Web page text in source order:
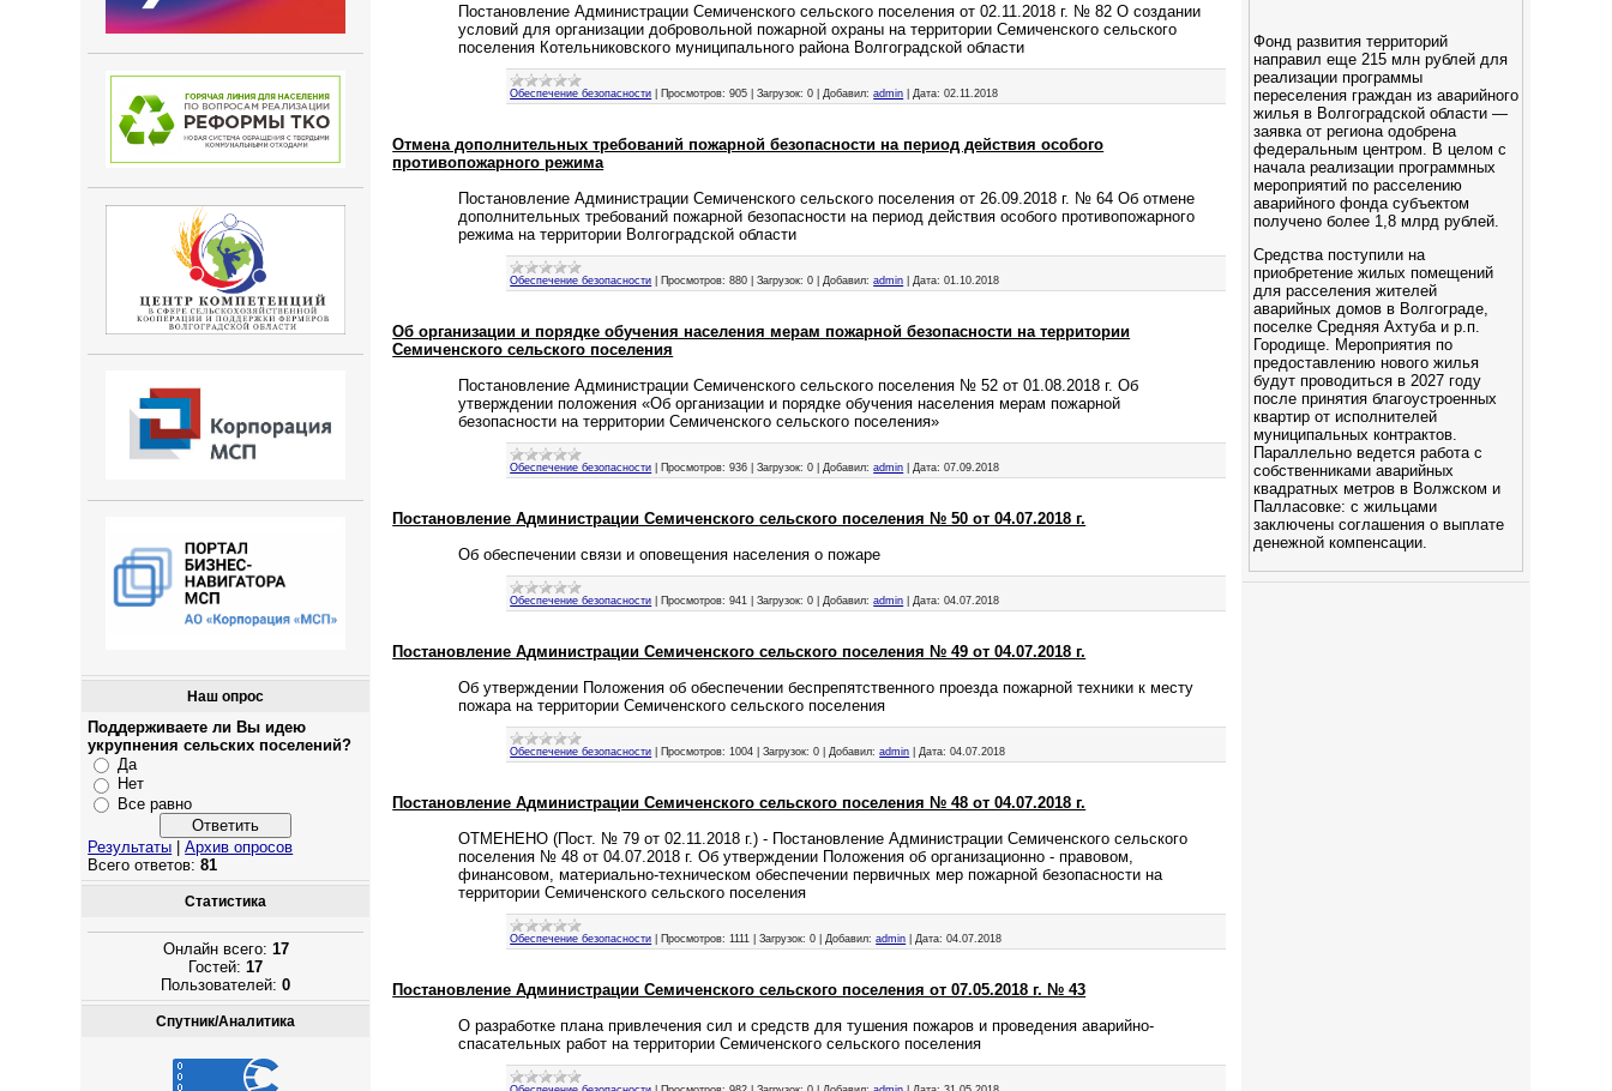
Наш опрос
Поддерживаете ли Вы идею
укрупнения сельских поселений?
Да
Нет
Все равно
Результаты |Архив опросов
Всего ответов:81
Статистика
Онлайн всего: 17
Гостей:17
Пользователей:0
Спутник/Аналитика
Постановление Администрации Семиченского сельского поселения от 02.11.2018 г. № 82 О создании
условий для организации добровольной пожарной охраны на территории Семиченского сельского
поселения Котельниковского муниципального района Волгоградской области
Обеспечение безопасности Просмотров: 905 |Загрузок: 0 Добавил: admin Дата: 02.11.2018
Отмена дополнительных требований пожарной безопасности на период действия особого
противопожарного режима
Постановление Администрации Семиченского сельского поселения от 26.09.2018 г. № 64 Об отмене
дополнительных требований пожарной безопасности на период действия особого противопожарного
режима на территории Волгоградской области
Обеспечение безопасности Просмотров: 880 |Загрузок: 0 Добавил: admin Дата: 01.10.2018
Об организации и порядке обучения населения мерам пожарной безопасности на территории
Семиченского сельского поселения
Постановление Администрации Семиченского сельского поселения № 52 от 01.08.2018 г. Об
утверждении положения «Об организации и порядке обучения населения мерам пожарной
безопасности на территории Семиченского сельского поселения»
Обеспечение безопасности Просмотров: 936 |Загрузок: 0 Добавил: admin Дата: 07.09.2018
Постановление Администрации Семиченского сельского поселения № 50 от 04.07.2018 г.
Об обеспечении связи и оповещения населения о пожаре
Обеспечение безопасности Просмотров: 941 |Загрузок: 0 Добавил: admin Дата: 04.07.2018
Постановление Администрации Семиченского сельского поселения № 49 от 04.07.2018 г.
Об утверждении Положения об обеспечении беспрепятственного проезда пожарной техники к месту
пожара на территории Семиченского сельского поселения
Обеспечение безопасности Просмотров: 1004 |Загрузок: 0 Добавил: admin Дата: 04.07.2018
Постановление Администрации Семиченского сельского поселения № 48 от 04.07.2018 г.
ОТМЕНЕНО (Пост. № 79 от 02.11.2018 г.) - Постановление Администрации Семиченского сельского
поселения № 48 от 04.07.2018 г. Об утверждении Положения об организационно - правовом,
финансовом, материально-техническом обеспечении первичных мер пожарной безопасности на
территории Семиченского сельского поселения
Обеспечение безопасности Просмотров: 1111 |Загрузок: 0 Добавил: admin Дата: 04.07.2018
Постановление Администрации Семиченского сельского поселения от 07.05.2018 г. № 43
О разработке плана привлечения сил и средств для тушения пожаров и проведения аварийно-
спасательных работ на территории Семиченского сельского поселения
Фонд развития территорий
направил еще 215 млн рублей для
реализации программы
переселения граждан из аварийного
жилья в Волгоградской области —
заявка от региона одобрена
федеральным центром. В целом с
начала реализации программных
мероприятий по расселению
аварийного фонда субъектом
получено более 1,8 млрд рублей.
Средства поступили на
приобретение жилых помещений
для расселения жителей
аварийных домов в Волгограде,
поселке Средняя Ахтуба и р.п.
Городище. Мероприятия по
предоставлению нового жилья
будут проводиться в 2027 году
после принятия благоустроенных
квартир от исполнителей
муниципальных контрактов.
Параллельно ведется работа с
собственниками аварийных
квадратных метров в Волжском и
Палласовке: с жильцами
заключены соглашения о выплате
денежной компенсации.